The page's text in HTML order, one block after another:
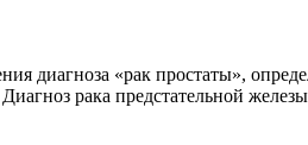
диагноза «рак простаты»,
рака предстательной